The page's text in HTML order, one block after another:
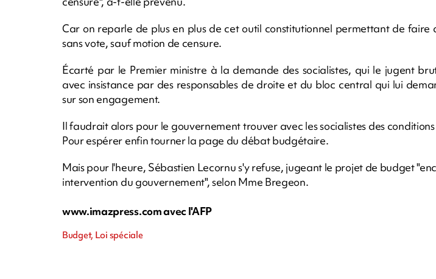
Car on reparle de plus en plus de cet outil constitutionnel permettant de faire
sans vote, sauf motion de censure.
Écarté par le Premier ministre à la demande des socialistes, qui le jugent
avec insistance par des responsables de droite et du bloc central qui lui
sur son engagement.
Il faudrait alors pour le gouvernement trouver avec les socialistes des
Pour espérer enfin tourner la page du débat budgétaire.
Mais pour l'heure, Sébastien Lecornu s'y refuse, jugeant le projet de budget
intervention du gouvernement", selon Mme Bregeon.
www.imazpress.com avec l'AFP
Budget, Loi spéciale